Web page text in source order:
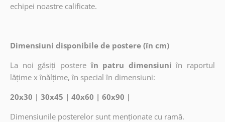
echipei noastre calificate.
Dimensiuni disponibile de postere (în cm)
La noi găsiți postere în patru dimensiuni în raportul
lățime x înălțime, în special în dimensiuni:
20x30 | 30x45 | 40x60 | 60x90 |
Dimensiunile posterelor sunt menționate cu ramă.